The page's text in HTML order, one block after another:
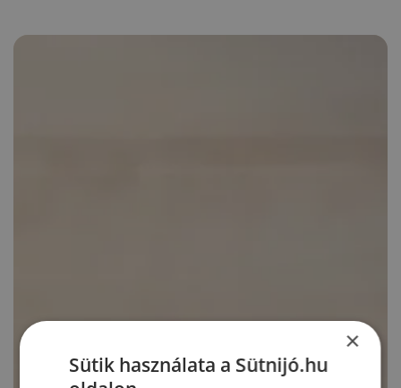
×
Sütik használata a Sütnijó.hu